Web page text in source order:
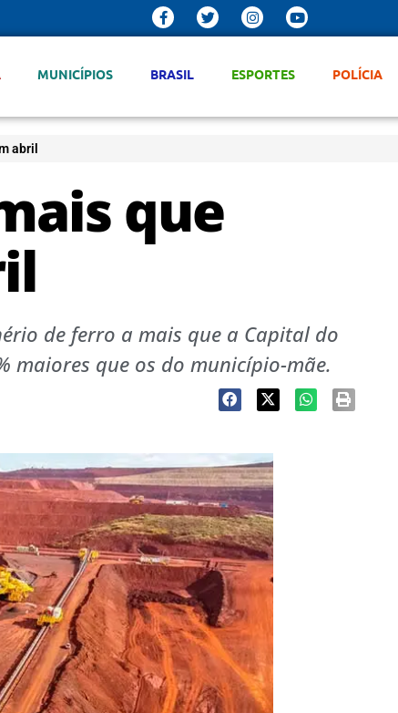
MUNICÍPIOS BRASIL ESPORTES POLÍCIA
abril
que
de ferro a mais que a Capital do
maiores que os do município-mãe.